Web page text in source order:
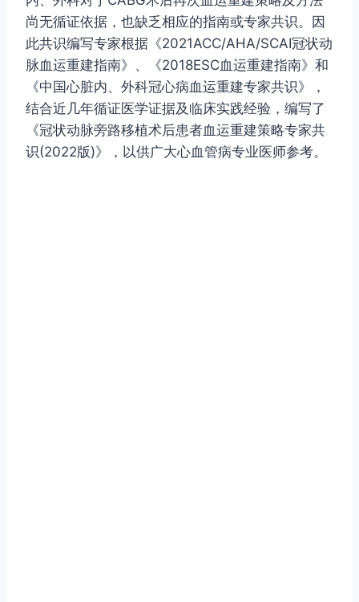
尚无循证依据，也缺乏相应的指南或专家共识。因
此共识编写专家根据《2021ACC/AHA/SCAI冠状动
脉血运重建指南》、《2018ESC血运重建指南》和
《中国心脏内、外科冠心病血运重建专家共识》，
结合近几年循证医学证据及临床实践经验，编写了
《冠状动脉旁路移植术后患者血运重建策略专家共
识(2022版)》，以供广大心血管病专业医师参考。